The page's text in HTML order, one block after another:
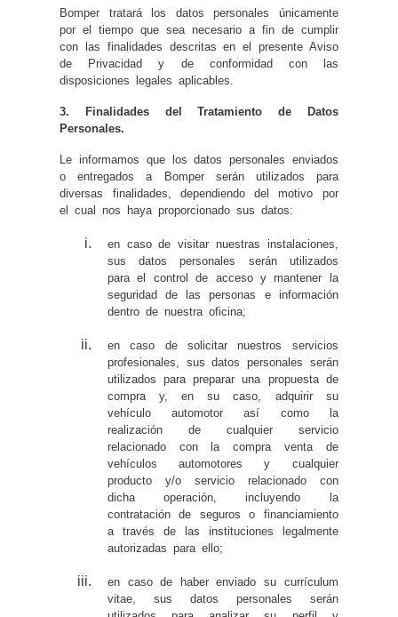
Bomper tratará los datos personales únicamente
por el tiempo que sea necesario a fin de cumplir
con las finalidades descritas en el presente Aviso
de Privacidad y de conformidad con las
disposiciones legales aplicables.
3. Finalidades del Tratamiento de Datos
Personales.
Le informamos que los datos personales enviados
o entregados a Bomper serán utilizados para
diversas finalidades, dependiendo del motivo por
el cual nos haya proporcionado sus datos:
en caso de visitar nuestras instalaciones,
sus datos personales serán utilizados
para el control de acceso y mantener la
seguridad de las personas e información
dentro de nuestra oficina;
en caso de solicitar nuestros servicios
profesionales, sus datos personales serán
utilizados para preparar una propuesta de
compra y, en su caso, adquirir su
vehículo automotor así como la
realización de cualquier servicio
relacionado con la compra venta de
vehículos automotores y cualquier
producto y/o servicio relacionado con
dicha operación, incluyendo la
contratación de seguros o financiamiento
a través de las instituciones legalmente
autorizadas para ello;
en caso de haber enviado su currículum
vitae, sus datos personales serán